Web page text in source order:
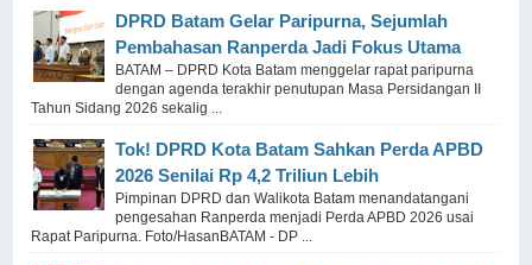
DPRD Batam Gelar Paripurna, Sejumlah
Pembahasan Ranperda Jadi Fokus Utama
BATAM – DPRD Kota Batam menggelar rapat paripurna
dengan agenda terakhir penutupan Masa Persidangan II
Tahun Sidang 2026 sekalig ...
Tok! DPRD Kota Batam Sahkan Perda APBD
2026 Senilai Rp 4,2 Triliun Lebih
Pimpinan DPRD dan Walikota Batam menandatangani
pengesahan Ranperda menjadi Perda APBD 2026 usai
Rapat Paripurna. Foto/HasanBATAM - DP ...